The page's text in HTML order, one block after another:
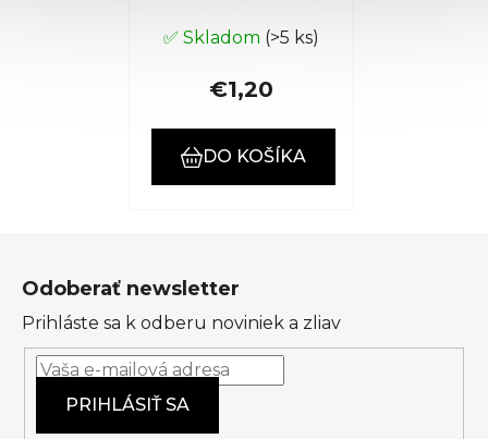
✅ Skladom (>5 ks)
€1,20
DO KOŠÍKA
Odoberať newsletter
Prihláste sa k odberu noviniek a zliav
PRIHLÁSIŤ SA